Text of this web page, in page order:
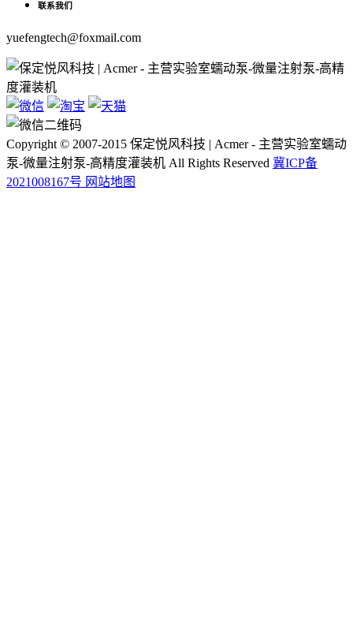
联系我们
yuefengtech@foxmail.com
Copyright © 2007-2015 保定悦风科技 | Acmer - 主营实验室蠕动
泵-微量注射泵-高精度灌装机 All Rights Reserved 冀ICP备
2021008167号 网站地图